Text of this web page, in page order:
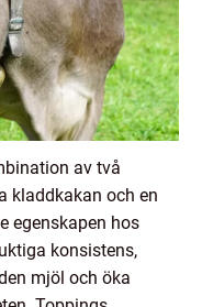
av två
kladdkakan och en
egenskapen hos
konsistens,
mjöl och öka